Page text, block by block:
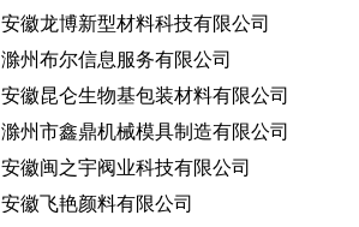
安徽龙博新型材料科技有限公司
滁州布尔信息服务有限公司
安徽昆仑生物基包装材料有限公司
滁州市鑫鼎机械模具制造有限公司
安徽闽之宇阀业科技有限公司
安徽飞艳颜料有限公司